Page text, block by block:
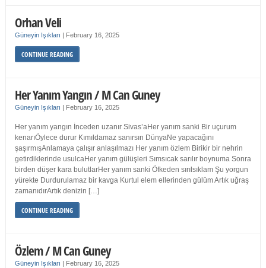
Orhan Veli
Güneyin Işıkları | February 16, 2025
CONTINUE READING
Her Yanım Yangın / M Can Guney
Güneyin Işıkları | February 16, 2025
Her yanım yangın İnceden uzanır Sivas’aHer yanım sanki Bir uçurum
kenarıÖylece durur Kımıldamaz sanırsın DünyaNe yapacağını
şaşırmışAnlamaya çalışır anlaşılmazı Her yanım özlem Birikir bir nehrin
getirdiklerinde usulcaHer yanım gülüşleri Sımsıcak sarılır boynuma Sonra
birden düşer kara bulutlarHer yanım sanki Öfkeden sırılsıklam Şu yorgun
yürekte Durdurulamaz bir kavga Kurtul elem ellerinden gülüm Artık uğraş
zamanıdırArtık denizin […]
CONTINUE READING
Özlem / M Can Guney
Güneyin Işıkları | February 16, 2025